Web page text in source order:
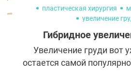
пластическая хирургия
увеличение
Гибридное
Увеличение груди вот
остается самой